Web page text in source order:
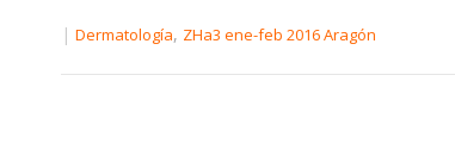
| Dermatología, ZHa3 ene-feb 2016 Aragón